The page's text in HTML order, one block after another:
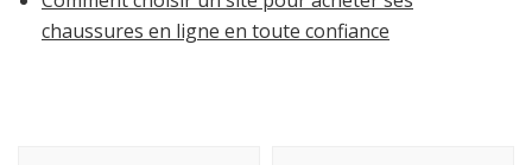
chaussures en ligne en toute confiance